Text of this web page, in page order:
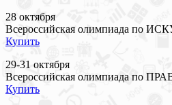
28 октября
Всероссийская олимпиада по
Купить
29-31 октября
Всероссийская олимпиада по
Купить